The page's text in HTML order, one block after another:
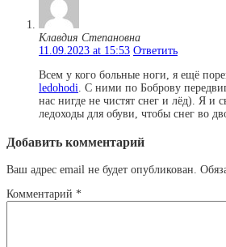
Клавдия Степановна
11.09.2023 at 15:53 Ответить
Всем у кого больные ноги, я ещё
ledohodi. С ними по Боброву
нас нигде не чистят снег и лёд). Я и
ледоходы для обуви, чтобы снег во
Добавить комментарий
Ваш адрес email не будет опубликован.
Комментарий *